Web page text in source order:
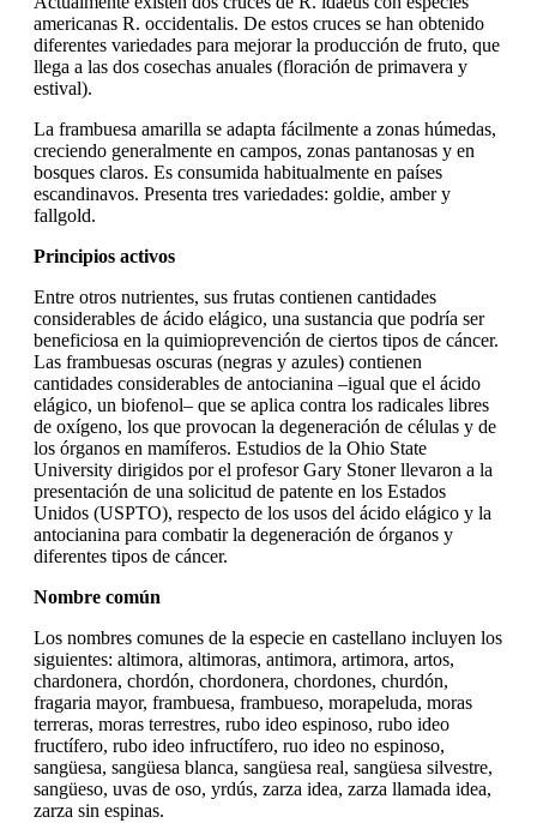
americanas R. occidentalis. De estos cruces se han obtenido
diferentes variedades para mejorar la producción de fruto, que
llega a las dos cosechas anuales (floración de primavera y
estival).
La frambuesa amarilla se adapta fácilmente a zonas húmedas,
creciendo generalmente en campos, zonas pantanosas y en
bosques claros. Es consumida habitualmente en países
escandinavos. Presenta tres variedades: goldie, amber y
fallgold.
Principios activos
Entre otros nutrientes, sus frutas contienen cantidades
considerables de ácido elágico, una sustancia que podría ser
beneficiosa en la quimioprevención de ciertos tipos de cáncer.
Las frambuesas oscuras (negras y azules) contienen
cantidades considerables de antocianina –igual que el ácido
elágico, un biofenol– que se aplica contra los radicales libres
de oxígeno, los que provocan la degeneración de células y de
los órganos en mamíferos. Estudios de la Ohio State
University dirigidos por el profesor Gary Stoner llevaron a la
presentación de una solicitud de patente en los Estados
Unidos (USPTO), respecto de los usos del ácido elágico y la
antocianina para combatir la degeneración de órganos y
diferentes tipos de cáncer.
Nombre común
Los nombres comunes de la especie en castellano incluyen los
siguientes: altimora, altimoras, antimora, artimora, artos,
chardonera, chordón, chordonera, chordones, churdón,
fragaria mayor, frambuesa, frambueso, morapeluda, moras
terreras, moras terrestres, rubo ideo espinoso, rubo ideo
fructífero, rubo ideo infructífero, ruo ideo no espinoso,
sangüesa, sangüesa blanca, sangüesa real, sangüesa silvestre,
sangüeso, uvas de oso, yrdús, zarza idea, zarza llamada idea,
zarza sin espinas.